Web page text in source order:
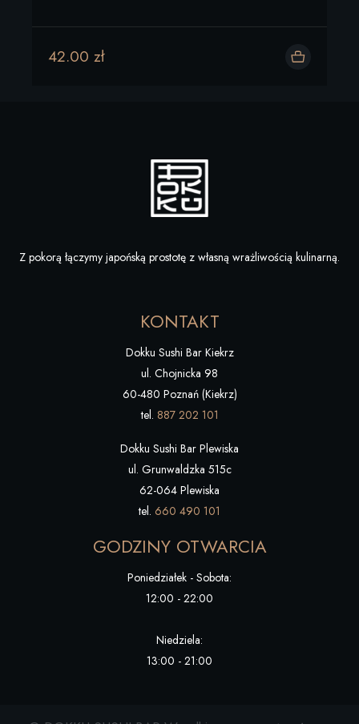
42.00 zł
KONTAKT
Dokku Sushi Bar Kiekrz
ul. Chojnicka 98
60-480 Poznań (Kiekrz)
tel. 887 202 101
Dokku Sushi Bar Plewiska
ul. Grunwaldzka 515c
62-064 Plewiska
tel. 660 490 101
Z pokorą łączymy japońską prostotę z własną wrażliwością kulinarną.
GODZINY OTWARCIA
Poniedziałek - Sobota:
12:00 - 22:00
Niedziela:
13:00 - 21:00